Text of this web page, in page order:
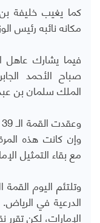
كما يغيب خليفة
مكانه نائبه رئيس
فيما يشارك عاهل
صباح الأحمد
الملك سلمان بن
وإن كانت هذه
مع بقاء التمثيل
وتلتئم اليوم
الدرعية في
الإمارات، لكن